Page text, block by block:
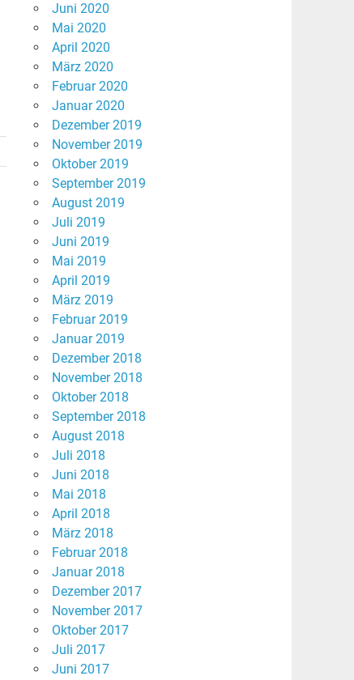
Juni 2020
Mai 2020
April 2020
März 2020
Februar 2020
Januar 2020
Dezember 2019
November 2019
Oktober 2019
September 2019
August 2019
Juli 2019
Juni 2019
Mai 2019
April 2019
März 2019
Februar 2019
Januar 2019
Dezember 2018
November 2018
Oktober 2018
September 2018
August 2018
Juli 2018
Juni 2018
Mai 2018
April 2018
März 2018
Februar 2018
Januar 2018
Dezember 2017
November 2017
Oktober 2017
Juli 2017
Juni 2017